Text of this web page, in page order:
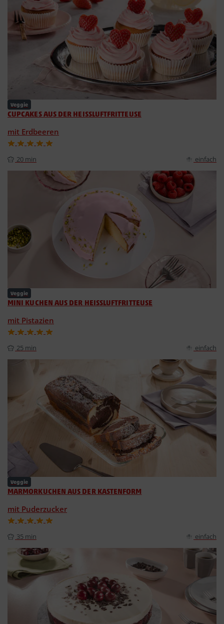
Veggie
CUPCAKES AUS DER HEISSLUFTFRITTEUSE
mit Erdbeeren
20 min einfach
Veggie
MINI KUCHEN AUS DER HEISSLUFTFRITTEUSE
mit Pistazien
25 min einfach
Veggie
MARMORKUCHEN AUS DER KASTENFORM
mit Puderzucker
35 min einfach